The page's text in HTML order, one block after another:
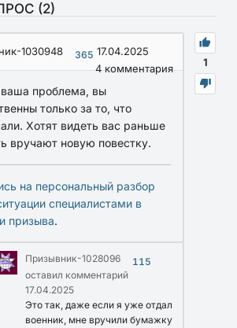
(2)
1
1030948 365 17.04.2025
4комментария
ваша проблема, вы
только за то, что
Хотят видеть вас раньше
вручают новую повестку.
на персональный разбор
специалистами в
призыва.
Призывник-1028096
115
оставил комментарий
17.04.2025
Это так, даже если я уже отдал
военник, мне вручили бумажку